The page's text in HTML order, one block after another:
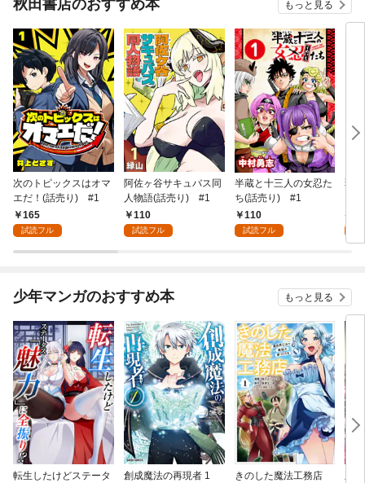
秋田書店のおすすめ本 もっと見る
次のトピックスはオマ
エだ！(話売り) #1
165
試読フル
阿佐ヶ谷サキュバス同
人物語(話売り) #1
110
試読フル
半蔵と十三人の女忍た
ち(話売り) #1
110
試読フル
弱
少年マンガのおすすめ本 もっと見る
転生したけどステータ
創成魔法の再現者 1
きのした魔法工務店